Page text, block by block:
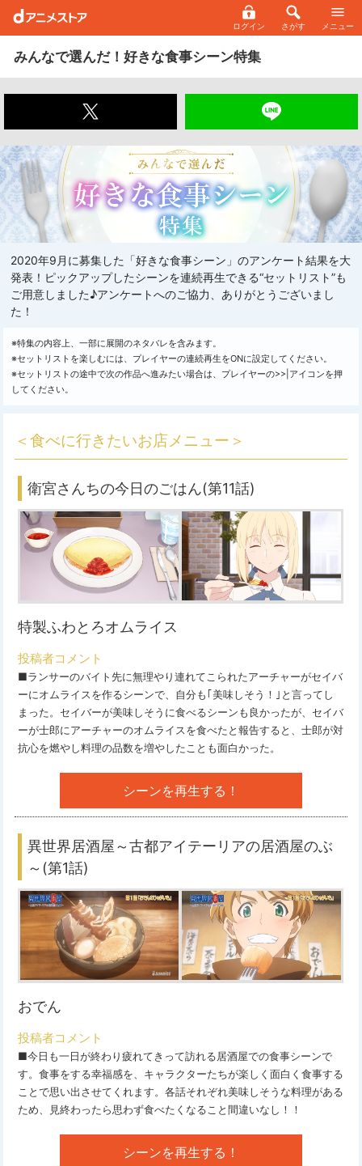
ログイン さがす メニュー
みんなで選んだ！好きな食事シーン特集
2020年9月に募集した「好きな食事シーン」のアンケート結果を大
発表！ピックアップしたシーンを連続再生できる“セットリスト”も
ご用意しました♪アンケートへのご協力、ありがとうございまし
た！
※特集の内容上、一部に展開のネタバレを含みます。
※セットリストを楽しむには、プレイヤーの連続再生をONに設定してください。
※セットリストの途中で次の作品へ進みたい場合は、プレイヤーの>>|アイコンを押
してください。
＜食べに行きたいお店メニュー＞
衛宮さんちの今日のごはん(第11話)
特製ふわとろオムライス
投稿者コメント
■ランサーのバイト先に無理やり連れてこられたアーチャーがセイバ
ーにオムライスを作るシーンで、自分も｢美味しそう！｣と言ってし
まった。セイバーが美味しそうに食べるシーンも良かったが、セイバ
ーが士郎にアーチャーのオムライスを食べたと報告すると、士郎が対
抗心を燃やし料理の品数を増やしたことも面白かった。
シーンを再生する！
異世界居酒屋～古都アイテーリアの居酒屋のぶ
～(第1話)
おでん
投稿者コメント
■今日も一日が終わり疲れてきって訪れる居酒屋での食事シーンで
す。食事をする幸福感を、キャラクターたちが楽しく面白く食事する
ことで思い出させてくれます。各話それぞれ美味しそうな料理がある
ため、見終わったら思わず食べたくなること間違いなし！！
シーンを再生する！